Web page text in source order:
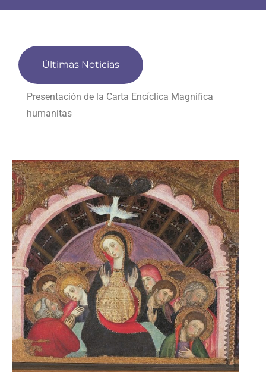
Últimas Noticias
Presentación de la Carta Encíclica Magnifica
humanitas